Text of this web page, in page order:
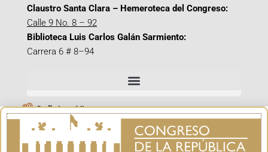
Claustro Santa Clara – Hemeroteca del Congreso:
Calle 9 No. 8 – 92
Biblioteca Luis Carlos Galán Sarmiento:
Carrera 6 # 8–94
Señal en Vivo
Facebook_@CamaraColombia
Instagram_@CamaraColombia